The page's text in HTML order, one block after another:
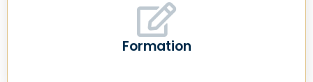
Formation